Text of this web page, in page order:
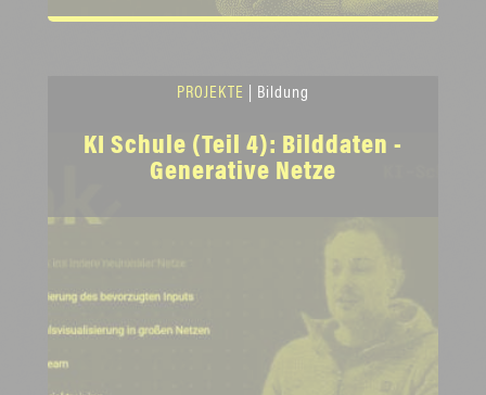
PROJEKTE | Bildung
KI Schule (Teil 4): Bilddaten -
Generative Netze